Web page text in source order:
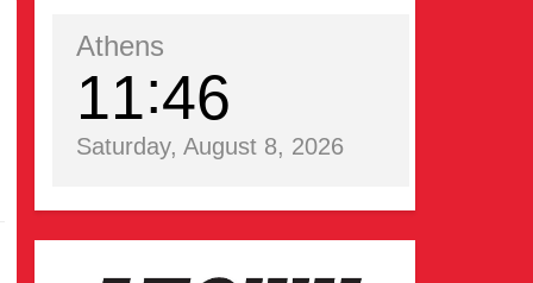
Athens
11 46
Saturday, August 8, 2026